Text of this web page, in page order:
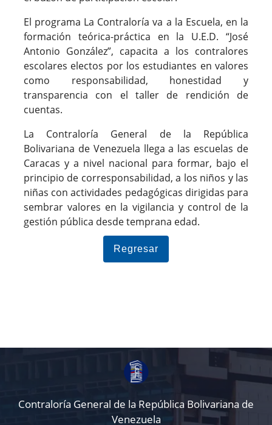
El programa La Contraloría va a la Escuela, en la
formación teórica-práctica en la U.E.D. “José
Antonio González”, capacita a los contralores
escolares electos por los estudiantes en valores
como responsabilidad, honestidad y
transparencia con el taller de rendición de
cuentas.
La Contraloría General de la República
Bolivariana de Venezuela llega a las escuelas de
Caracas y a nivel nacional para formar, bajo el
principio de corresponsabilidad, a los niños y las
niñas con actividades pedagógicas dirigidas para
sembrar valores en la vigilancia y control de la
gestión pública desde temprana edad.
Regresar
Contraloría General de la República Bolivariana de
Venezuela